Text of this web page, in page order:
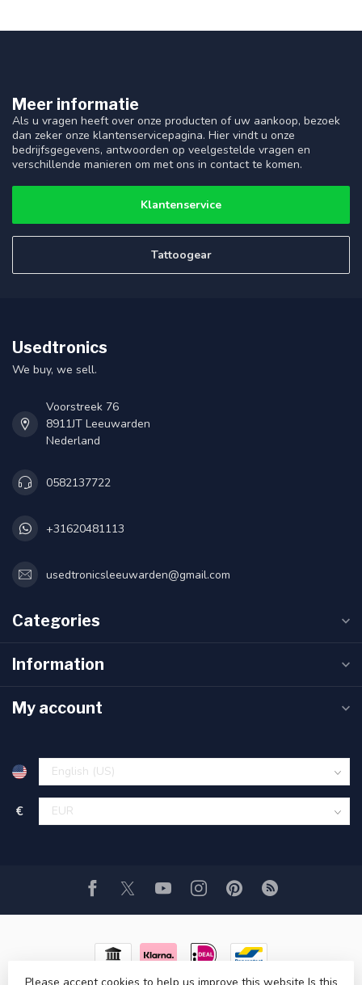
Meer informatie
Als u vragen heeft over onze producten of uw aankoop, bezoek
dan zeker onze klantenservicepagina. Hier vindt u onze
bedrijfsgegevens, antwoorden op veelgestelde vragen en
verschillende manieren om met ons in contact te komen.
Klantenservice
Tattoogear
Usedtronics
We buy, we sell.
Voorstreek 76
8911JT Leeuwarden
Nederland
0582137722
+31620481113
usedtronicsleeuwarden@gmail.com
Categories
Information
My account
€